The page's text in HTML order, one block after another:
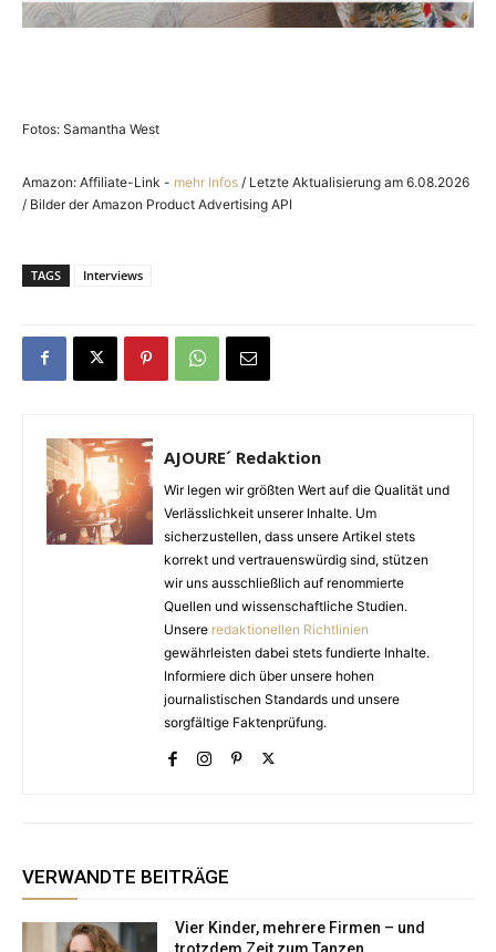
Fotos: Samantha West
Amazon: Affiliate-Link - mehr Infos / Letzte Aktualisierung am 6.08.2026
/ Bilder der Amazon Product Advertising API
TAGS Interviews
AJOURE´ Redaktion
Wir legen wir größten Wert auf die Qualität und
Verlässlichkeit unserer Inhalte. Um
sicherzustellen, dass unsere Artikel stets
korrekt und vertrauenswürdig sind, stützen
wir uns ausschließlich auf renommierte
Quellen und wissenschaftliche Studien.
Unsere redaktionellen Richtlinien
gewährleisten dabei stets fundierte Inhalte.
Informiere dich über unsere hohen
journalistischen Standards und unsere
sorgfältige Faktenprüfung.
VERWANDTE BEITRÄGE
Vier Kinder, mehrere Firmen – und
trotzdem Zeit zum Tanzen